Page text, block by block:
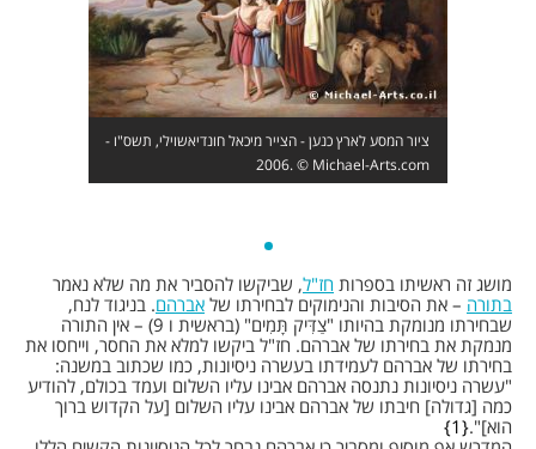
ציור המסע לארץ כנען - הצייר מיכאל חונדיאשוילי, תשס"ו -
2006. © Michael-Arts.com
מושג זה ראשיתו בספרות חז"ל, שביקשו להסביר את מה שלא נאמר
בתורה – את הסיבות והנימוקים לבחירתו של אברהם. בניגוד לנח,
שבחירתו מנומקת בהיותו "צַדִּיק תָּמִים" (בראשית ו 9) – אין התורה
מנמקת את בחירתו של אברהם. חז"ל ביקשו למלא את החסר, וייחסו את
בחירתו של אברהם לעמידתו בעשרה ניסיונות, כמו שכתוב במשנה:
"עשרה ניסיונות נתנסה אברהם אבינו עליו השלום ועמד בכולם, להודיע
כמה [גדולה] חיבתו של אברהם אבינו עליו השלום [על הקדוש ברוך
הוא]". 1